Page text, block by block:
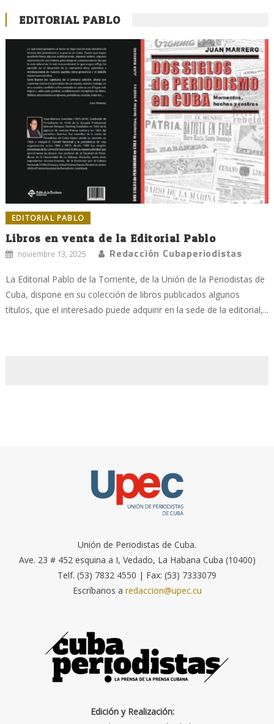
EDITORIAL PABLO
EDITORIAL PABLO
Libros en venta de la Editorial Pablo
noviembre 13, 2025 Redacción Cubaperiodistas
La Editorial Pablo de la Torriente, de la Unión de la Periodistas de
Cuba, dispone en su colección de libros publicados algunos
títulos, que el interesado puede adquirir en la sede de la editorial,...
Unión de Periodistas de Cuba.
Ave. 23 # 452 esquina a I, Vedado, La Habana Cuba (10400)
Telf. (53) 7832 4550 | Fax: (53) 7333079
Escríbanos a redaccion@upec.cu
Edición y Realización: